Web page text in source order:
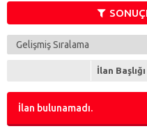
İlan Başlığı
İlan bulunamadı.